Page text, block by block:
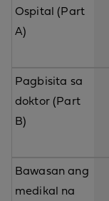
Ospital (Part
A)
Pagbisita sa
doktor (Part
B)
Bawasan ang
medikal na